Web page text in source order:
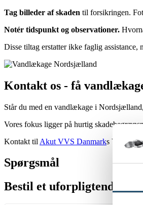
Tag billeder af skaden til forsikringen.
Notér tidspunkt og observationer.
Disse tiltag erstatter ikke faglig
Kontakt os - få
Står du med en vandlækage i
Vores fokus ligger på hurtig
Kontakt til Akut VVS Danmarks VVS-
Spørgsmål
Bestil et uforpligtende